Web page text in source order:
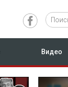
Видео